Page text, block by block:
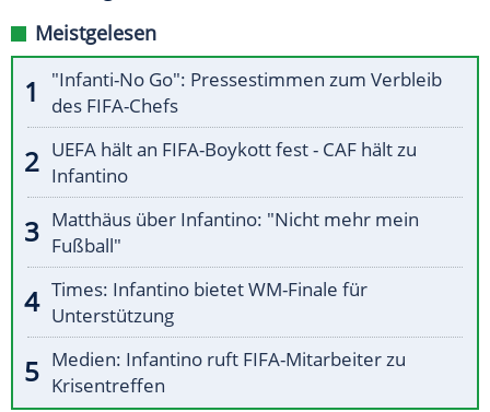
Meistgelesen
"Infanti-No Go": Pressestimmen zum Verbleib
des FIFA-Chefs
UEFA hält an FIFA-Boykott fest - CAF hält zu
Infantino
Matthäus über Infantino: "Nicht mehr mein
Fußball"
Times: Infantino bietet WM-Finale für
Unterstützung
Medien: Infantino ruft FIFA-Mitarbeiter zu
Krisentreffen